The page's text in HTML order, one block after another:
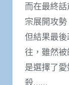
而在最終
宗展開攻
但結果最
往，雖然
是選擇了
殺……